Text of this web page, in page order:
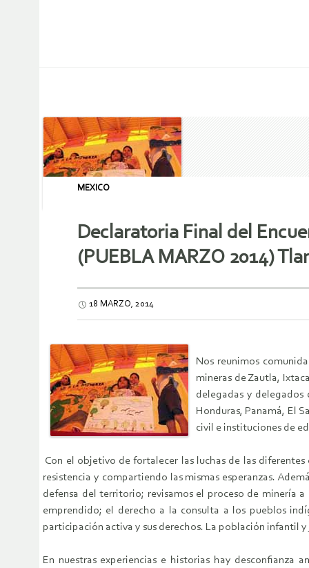
MEXICO
Declaratoria Final del
(PUEBLA MARZO 2014)
18 MARZO, 2014
Nos reunimos
mineras de Zautla,
delegadas y delegados
Honduras, Panamá, El
civil e instituciones de
Con el objetivo de fortalecer las luchas de las
resistencia y compartiendo las mismas esperanzas.
defensa del territorio; revisamos el proceso de minería
emprendido; el derecho a la consulta a los pueblos
participación activa y sus derechos. La población infantil
En nuestras experiencias e historias hay